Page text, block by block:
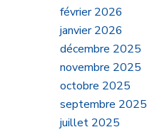
février 2026
janvier 2026
décembre 2025
novembre 2025
octobre 2025
septembre 2025
juillet 2025